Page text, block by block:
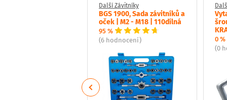
Další Závitníky
BGS 1900, Sada závitníků a
oček | M2 - M18 | 110dílná
95 %
(6 hodnocení) 0 %
(0
Previous